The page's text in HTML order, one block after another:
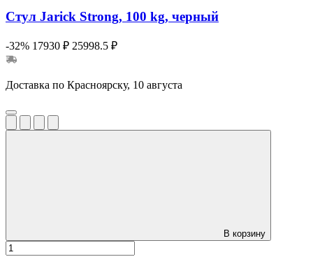
Стул Jarick Strong, 100 kg, черный
-32% 17930 ₽ 25998.5 ₽
Доставка по Красноярску, 10 августа
В корзину